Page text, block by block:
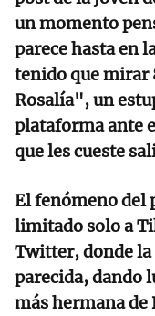
un momento
parece hasta en
tenido que mirar
Rosalía", un
plataforma ante
que les cueste
El fenómeno del
limitado solo a
Twitter, donde la
parecida, dando
más hermana